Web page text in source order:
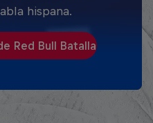
hispana.
Red Bull Batalla